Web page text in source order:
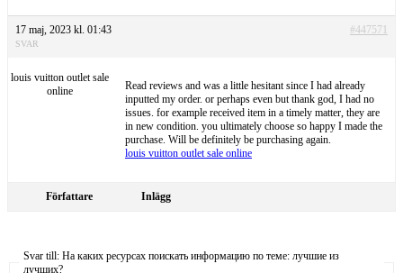
17 maj, 2023 kl. 01:43 #447571
SVAR
louis vuitton outlet sale
online
Read reviews and was a little hesitant since I had already
inputted my order. or perhaps even but thank god, I had no
issues. for example received item in a timely matter, they are
in new condition. you ultimately choose so happy I made the
purchase. Will be definitely be purchasing again.
louis vuitton outlet sale online
Författare Inlägg
Svar till: На каких ресурсах поискать информацию по теме: лучшие из
лучших?